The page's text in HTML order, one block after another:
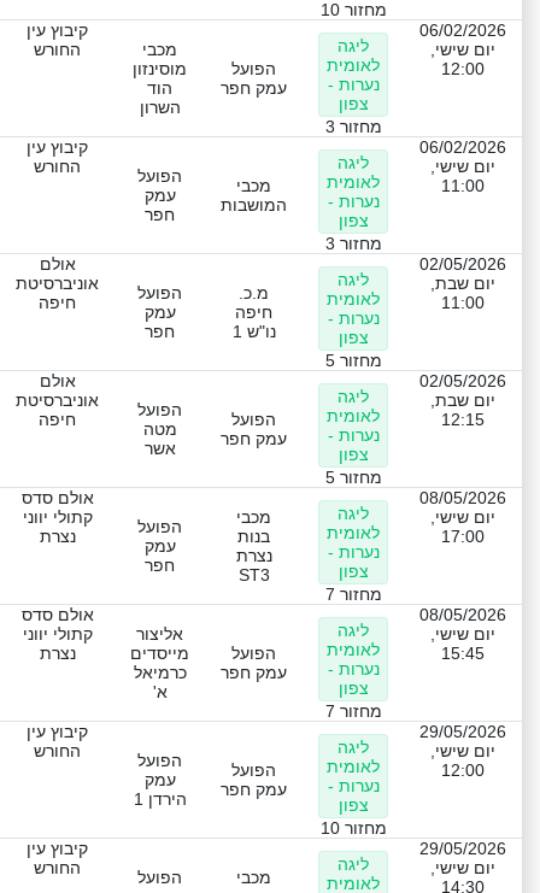
מחזור 10
06/02/2026
יום שישי,
12:00
ליגה
לאומית
נערות -
צפון
מחזור 3
הפועל
עמק חפר
מכבי
מוסינזון
הוד
השרון
קיבוץ עין
החורש
06/02/2026
יום שישי,
11:00
ליגה
לאומית
נערות -
צפון
מחזור 3
מכבי
המושבות
הפועל
עמק
חפר
קיבוץ עין
החורש
02/05/2026
יום שבת,
11:00
ליגה
לאומית
נערות -
צפון
מחזור 5
מ.כ.
חיפה
נו"ש 1
הפועל
עמק
חפר
אולם
אוניברסיטת
חיפה
02/05/2026
יום שבת,
12:15
ליגה
לאומית
נערות -
צפון
מחזור 5
הפועל
עמק חפר
הפועל
מטה
אשר
אולם
אוניברסיטת
חיפה
08/05/2026
יום שישי,
17:00
ליגה
לאומית
נערות -
צפון
מחזור 7
מכבי
בנות
נצרת
ST3
הפועל
עמק
חפר
אולם סדס
קתולי יווני
נצרת
08/05/2026
יום שישי,
15:45
ליגה
לאומית
נערות -
צפון
מחזור 7
הפועל
עמק חפר
אליצור
מייסדים
כרמיאל
א'
אולם סדס
קתולי יווני
נצרת
29/05/2026
יום שישי,
12:00
ליגה
לאומית
נערות -
צפון
מחזור 10
הפועל
עמק חפר
הפועל
עמק
הירדן 1
קיבוץ עין
החורש
29/05/2026
יום שישי,
14:30
ליגה
לאומית
מכבי
הפועל
קיבוץ עין
החורש